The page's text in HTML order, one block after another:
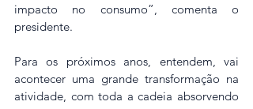
impacto no consumo”, comenta o
presidente.
Para os próximos anos, entendem, vai
acontecer uma grande transformação na
atividade, com toda a cadeia absorvendo